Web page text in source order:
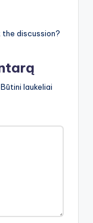
the discussion?
Būtini laukeliai